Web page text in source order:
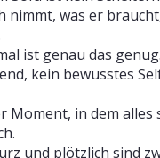
nimmt, was er
ist genau das genug.
kein bewusstes
Moment, in dem
und plötzlich sind